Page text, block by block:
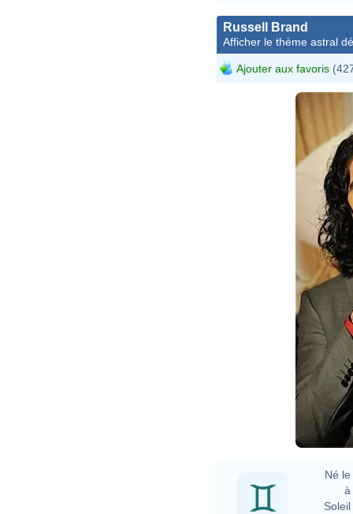
Russell Brand
Afficher le thème astral
Ajouter aux favoris
Né le
à
Soleil